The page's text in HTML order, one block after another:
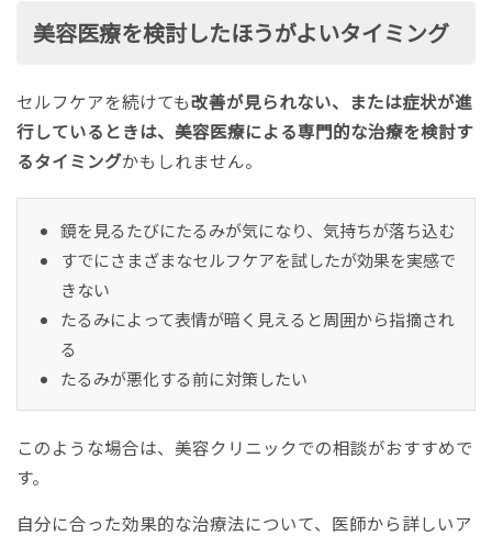
美容医療を検討したほうがよいタイミング
セルフケアを続けても改善が見られない、または症状が進
行しているときは、美容医療による専門的な治療を検討す
るタイミングかもしれません。
鏡を見るたびにたるみが気になり、気持ちが落ち込む
すでにさまざまなセルフケアを試したが効果を実感で
きない
たるみによって表情が暗く見えると周囲から指摘され
る
たるみが悪化する前に対策したい
このような場合は、美容クリニックでの相談がおすすめで
す。
自分に合った効果的な治療法について、医師から詳しいア